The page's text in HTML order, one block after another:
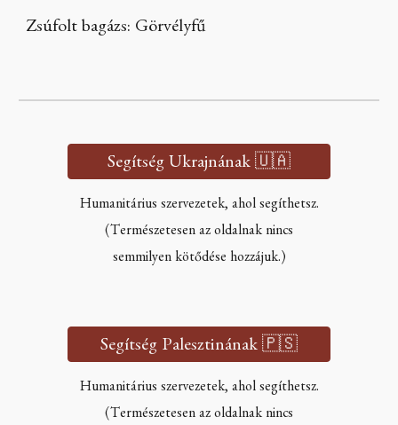
Zsúfolt bagázs: Görvélyfű
Segítség Ukrajnának 🇺🇦
Humanitárius szervezetek, ahol segíthetsz.
(Természetesen az oldalnak nincs
semmilyen kötődése hozzájuk.)
Segítség Palesztinának 🇵🇸
Humanitárius szervezetek, ahol segíthetsz.
(Természetesen az oldalnak nincs